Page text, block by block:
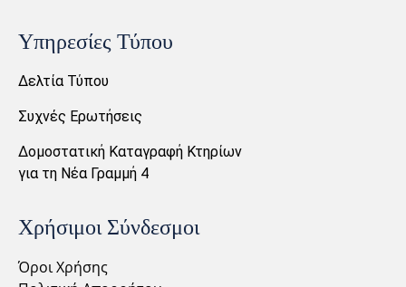
Υπηρεσίες Τύπου
Δελτία Τύπου
Συχνές Ερωτήσεις
Δομοστατική Καταγραφή Κτηρίων
για τη Νέα Γραμμή 4
Χρήσιμοι Σύνδεσμοι
Όροι Χρήσης